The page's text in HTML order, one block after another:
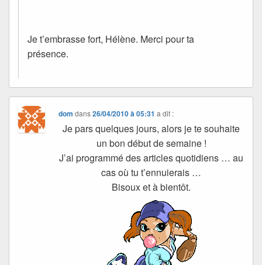
Je t’embrasse fort, Hélène. Merci pour ta
présence.
dom dans26/04/2010 à 05:31 a dit :
Je pars quelques jours, alors je te souhaite
un bon début de semaine !
J’ai programmé des articles quotidiens … au
cas où tu t’ennuierais …
Bisoux et à bientôt.